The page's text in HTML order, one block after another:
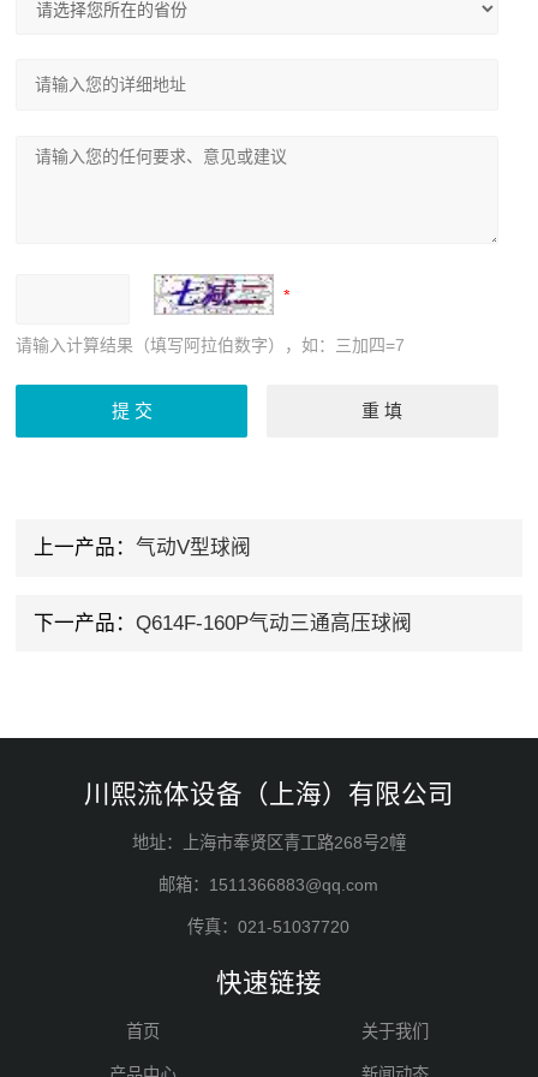
请输入计算结果（填写阿拉伯数字），如：三加四=7
上一产品： 气动V型球阀
下一产品： Q614F-160P气动三通高压球阀
川熙流体设备（上海）有限公司
地址：上海市奉贤区青工路268号2幢
邮箱：1511366883@qq.com
传真：021-51037720
快速链接
首页 关于我们